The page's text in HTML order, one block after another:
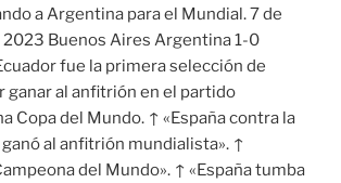
a Argentina para el Mundial. 7 de
Buenos Aires Argentina 1-0
fue la primera selección de
ganar al anfitrión en el partido
Copa del Mundo. ↑ «España contra la
al anfitrión mundialista». ↑
del Mundo». ↑ «España tumba